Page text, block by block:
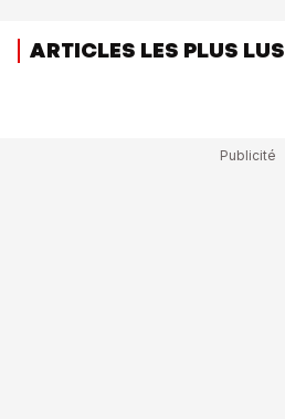
ARTICLES LES PLUS LUS